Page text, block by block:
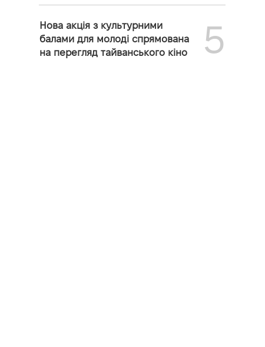
Нова акція з культурними
балами для молоді спрямована
на перегляд тайванського кіно
5